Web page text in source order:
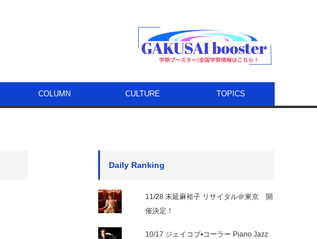
COLUMN CULTURE TOPICS
Daily Ranking
11/28 末延麻裕子 リサイタル＠東京 開
催決定！
10/17 ジェイコブ•コーラー Piano Jazz